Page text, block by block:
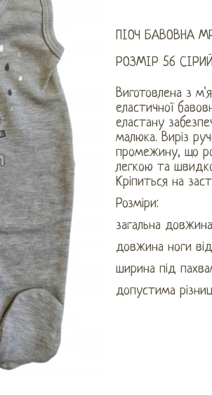
ПІОЧ БАВОВНА
РОЗМІР 56 СІРИЙ
Виготовлена ​​з
еластичної
еластану
малюка. Виріз
промежину, що
легкою та
Кріпиться на
Розміри:
загальна
довжина ноги
ширина під
допустима